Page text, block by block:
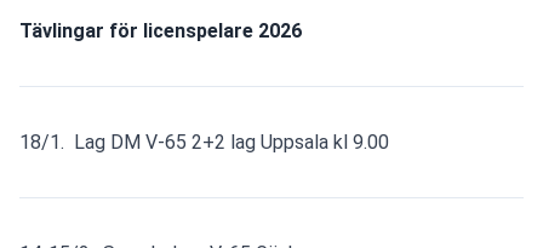
Tävlingar för licenspelare 2026
18/1.  Lag DM V-65 2+2 lag Uppsala kl 9.00